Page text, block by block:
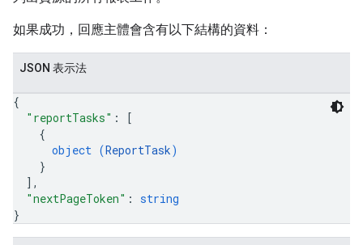
如果成功，回應主體會含有以下結構的資料：
JSON 表示法
{
"reportTasks" :
[
{
object (ReportTask)
}
] ,
"nextPageToken" : string
}